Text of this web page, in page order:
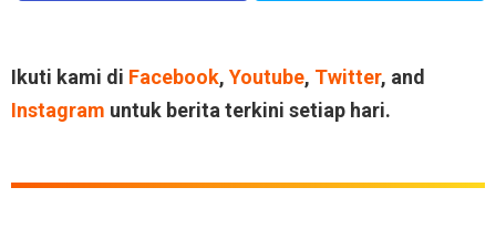
Ikuti kami di Facebook, Youtube, Twitter, and
Instagram untuk berita terkini setiap hari.